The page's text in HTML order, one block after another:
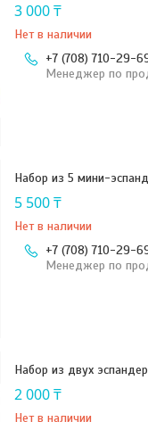
3 000 ₸
Нет в наличии
+7 (708) 710-29-
Менеджер по
Набор из 5 мини-
5 500 ₸
Нет в наличии
+7 (708) 710-29-
Менеджер по
Набор из двух
2 000 ₸
Нет в наличии